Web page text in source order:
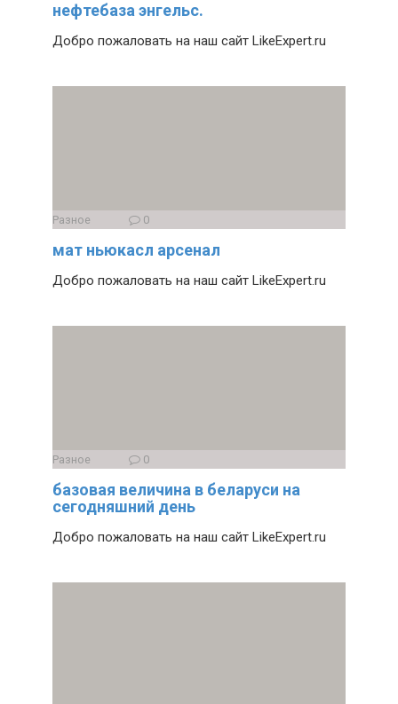
нефтебаза энгельс.
Добро пожаловать на наш сайт LikeExpert.ru
Разное 0
мат ньюкасл арсенал
Добро пожаловать на наш сайт LikeExpert.ru
Разное 0
базовая величина в беларуси на
сегодняшний день
Добро пожаловать на наш сайт LikeExpert.ru